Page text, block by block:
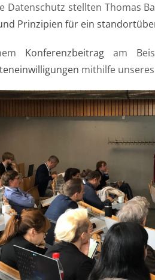
Datenschutz stellten Thomas
Prinzipien für ein
Konferenzbeitrag am
mithilfe